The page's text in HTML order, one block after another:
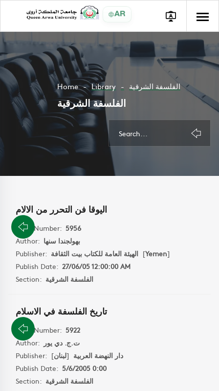
AR
Home Library الفلسفة الشرقية
الفلسفة الشرقية
اليوقا فن التحرر من الالام
Book Number: 5956
Author: بهولجندا سنها
Publisher: الهيئة العامة للكتاب بيت الثقافة [Yemen]
Publish Date: 27/06/05 12:00:00 AM
Section: الفلسفة الشرقية
تاريخ الفلسفة في الاسلام
Book Number: 5922
Author: ت.ج. دي يور
Publisher:
دار النهضة العربية [لبنان]
Publish Date: 5/6/2005 0:00
Section: الفلسفة الشرقية